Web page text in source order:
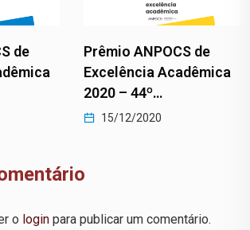
de
Prêmio ANPOCS de
Excelência Acadêmica
2020 – 44º…
15/12/2020
o login para publicar um comentário.